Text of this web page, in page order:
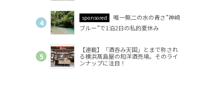
sponsored
唯一無二の水の青さ”神崎
ブルー”で1泊2日の私的夏休み
【連載】「酒呑み天国」とまで称され
る横浜髙島屋の和洋酒売場。そのライ
ンナップに注目！